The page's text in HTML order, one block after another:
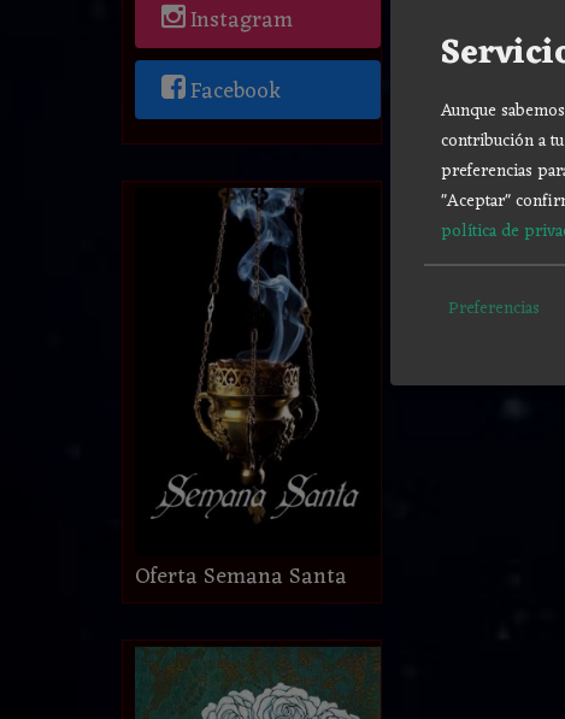
Instagram
Facebook
Oferta Semana Santa
Aunque
contribución a
preferencias
"Aceptar"
política de
Preferencias